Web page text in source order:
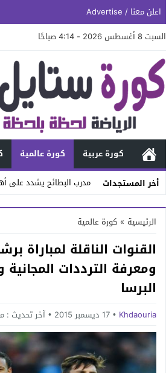
اعلن معنا / Advertise
السبت 8 أغسطس 2026 - 4:14 صباحًا
كورة عربية كورة عالمية
أخر المستجدات
مدرب البطائح يشدد على
Stop
Previous
Next
الرئيسية » كورة عالمية
القنوات الناقلة لمباراة
ومعرفة الترددات
البرسا
Khdaouria 17 ديسمبر 2015 آخر تحديث :